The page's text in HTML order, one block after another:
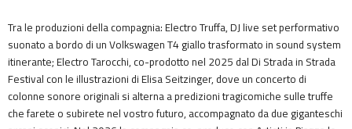
Tra le produzioni della compagnia: Electro Truffa, DJ live set performativo
suonato a bordo di un Volkswagen T4 giallo trasformato in sound system
itinerante; Electro Tarocchi, co-prodotto nel 2025 dal Di Strada in Strada
Festival con le illustrazioni di Elisa Seitzinger, dove un concerto di
colonne sonore originali si alterna a predizioni tragicomiche sulle truffe
che farete o subirete nel vostro futuro, accompagnato da due giganteschi